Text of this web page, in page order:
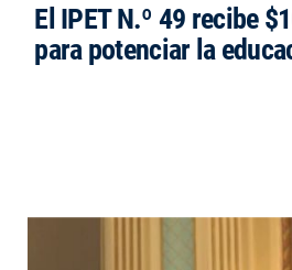
El IPET N.º 49 recibe
para potenciar la